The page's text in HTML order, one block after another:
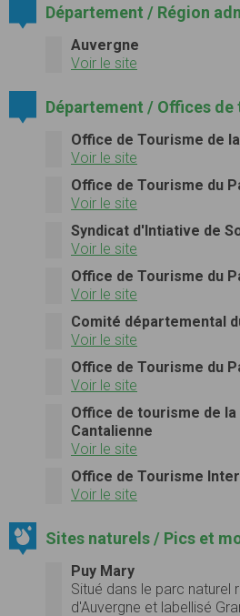
Département / Région
Auvergne
Voir le site
Département / Offices
Office de Tourisme de
Voir le site
Office de Tourisme du
Voir le site
Syndicat d'Intiative de
Voir le site
Office de Tourisme du
Voir le site
Comité départemental
Voir le site
Office de Tourisme du
Voir le site
Office de tourisme de
Cantalienne
Voir le site
Office de Tourisme
Voir le site
Sites naturels / Pics et
Puy Mary
Situé dans le parc naturel
d'Auvergne et labellisé